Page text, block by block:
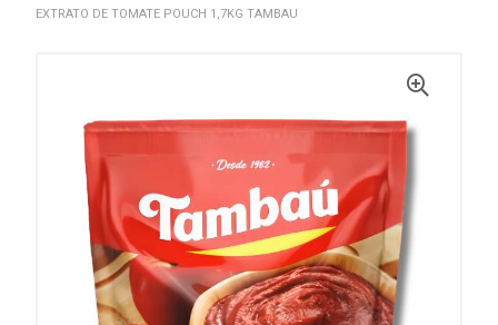
EXTRATO DE TOMATE POUCH 1,7KG TAMBAU